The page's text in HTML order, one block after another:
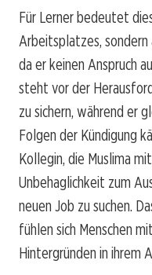
Für Lerner bedeutet
Arbeitsplatzes,
da er keinen Anspruch
steht vor der
zu sichern, während er
Folgen der Kündigung
Kollegin, die Muslima
Unbehaglichkeit zum
neuen Job zu suchen.
fühlen sich Menschen
Hintergründen in ihrem